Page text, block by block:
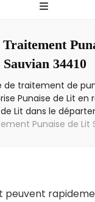
– Info
Sauvian 34410
de traitement de
Punaise de Lit en
Lit dans le
Punaise de Lit
peuvent